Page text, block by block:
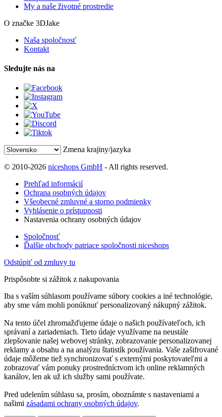
My a naše životné prostredie
O značke 3DJake
Naša spoločnosť
Kontakt
Sledujte nás na
Zmena krajiny/jazyka
© 2010-2026 niceshops GmbH - All rights reserved.
Prehľad informácií
Ochrana osobných údajov
Všeobecné zmluvné a storno podmienky
Vyhlásenie o prístupnosti
Nastavenia ochrany osobných údajov
Spoločnosť
Ďalšie obchody patriace spoločnosti niceshops
Odstúpiť od zmluvy tu
Prispôsobte si zážitok z nakupovania
Iba s vaším súhlasom používame súbory cookies a iné technológie,
aby sme vám mohli ponúknuť personalizovaný nákupný zážitok.
Na tento účel zhromažďujeme údaje o našich používateľoch, ich
správaní a zariadeniach. Tieto údaje využívame na neustále
zlepšovanie našej webovej stránky, zobrazovanie personalizovanej
reklamy a obsahu a na analýzu štatistík používania. Vaše zašifrované
údaje môžeme tiež synchronizovať s externými poskytovateľmi a
zobrazovať vám ponuky prostredníctvom ich online reklamných
kanálov, len ak už ich služby sami používate.
Pred udelením súhlasu sa, prosím, oboznámte s nastaveniami a
našimi zásadami ochrany osobných údajov.